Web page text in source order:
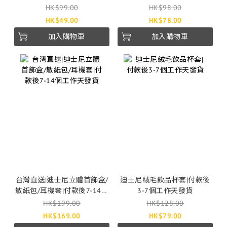
付款後7-14個工作天發貨
HK$99.00
HK$49.00
加入購物車
袋|三眼仔|勞蘇|付款後7-14個
工作天發貨
HK$98.00
HK$78.00
加入購物車
台灣直送|迪士尼立體首飾盒/
散紙包/耳機套|付款後7-14個
工作天發貨
HK$199.00
HK$169.00
迪士尼絨毛飲品杯套|付款後
3-7個工作天發貨
HK$128.00
HK$79.00